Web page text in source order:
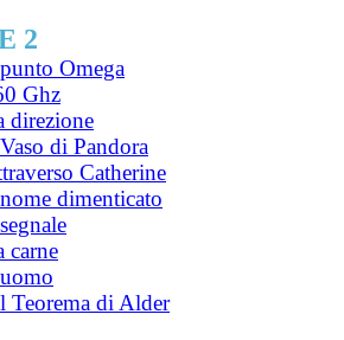
2
Omega
Ghz
direzione
di Pandora
Catherine
dimenticato
carne
Teorema di Alder